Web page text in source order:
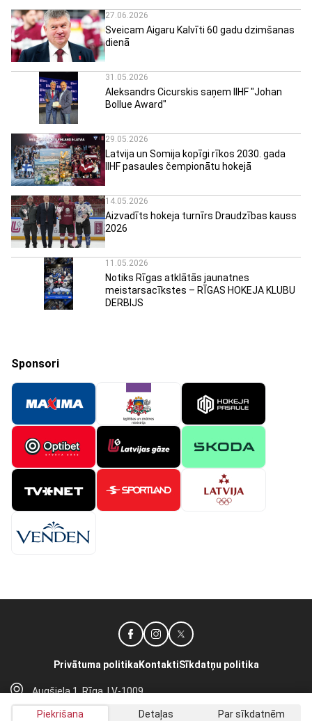
27.06.2026
Sveicam Aigaru Kalvīti 60 gadu dzimšanas
dienā
31.05.2026
Aleksandrs Cicurskis saņem IIHF "Johan
Bollue Award"
29.05.2026
Latvija un Somija kopīgi rīkos 2030. gada
IIHF pasaules čempionātu hokejā
14.05.2026
Aizvadīts hokeja turnīrs Draudzības kauss
2026
11.05.2026
Notiks Rīgas atklātās jaunatnes
meistarsacīkstes – RĪGAS HOKEJA KLUBU
DERBIJS
Sponsori
Augšiela 1, Rīga, LV-1009
lhf@lhf.lv
Privātuma politika KontaktiSīkdatņu politika
Piekrišana Detaļas Par sīkdatnēm